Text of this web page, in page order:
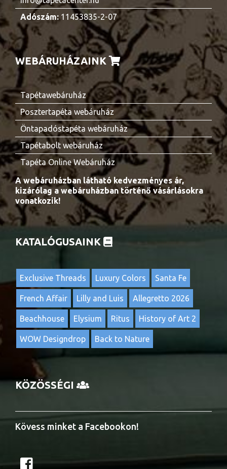
Adószám:11453835-2-07
WEBÁRUHÁZAINK
Tapétawebáruház
Posztertapéta webáruház
Öntapadóstapéta webáruház
Tapétabolt webáruház
Tapéta Online Webáruház
A webáruházban látható kedvezményes ár,
kizárólag a webáruházban történő vásárlásokra
vonatkozik!
KATALÓGUSAINK
Exclusive Threads Luxury Colors Santa Fe
French Affair Lilly and Luis Allegretto 2026
Beachhouse Elysium Ritus History of Art 2
WOW Designdrop Back to Nature
KÖZÖSSÉGI
Kövess minket a Facebookon!